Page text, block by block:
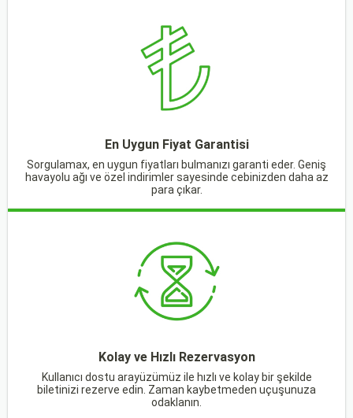
En Uygun Fiyat Garantisi
Sorgulamax, en uygun fiyatları bulmanızı garanti eder. Geniş
havayolu ağı ve özel indirimler sayesinde cebinizden daha az
para çıkar.
Kolay ve Hızlı Rezervasyon
Kullanıcı dostu arayüzümüz ile hızlı ve kolay bir şekilde
biletinizi rezerve edin. Zaman kaybetmeden uçuşunuza
odaklanın.